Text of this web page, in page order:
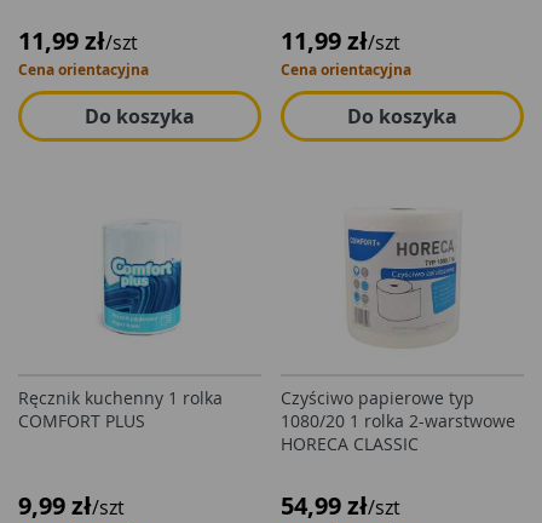
11,99 zł/szt
Cena orientacyjna
Do koszyka
11,99 zł/szt
Cena orientacyjna
Do koszyka
Ręcznik kuchenny 1 rolka
COMFORT PLUS
9,99 zł/szt
Czyściwo papierowe typ
1080/20 1 rolka 2-warstwowe
HORECA CLASSIC
54,99 zł/szt